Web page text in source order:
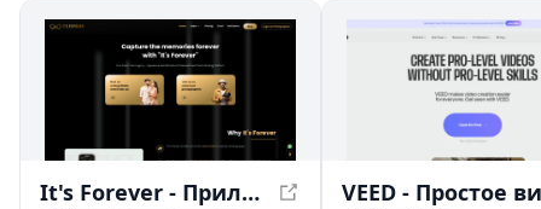
It's Forever - Приложение цифрового альбома с поддержкой ИИ для свадеб